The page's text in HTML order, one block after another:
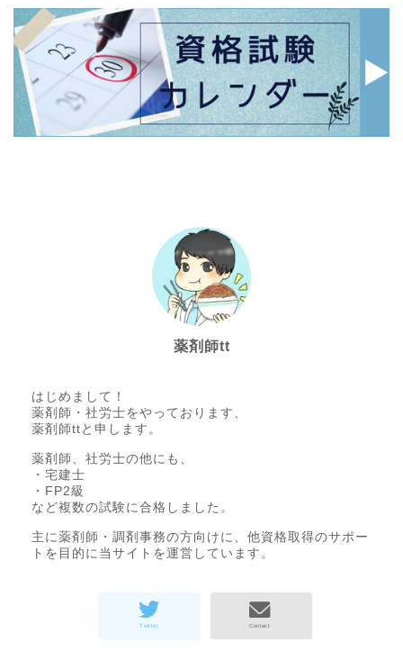
薬剤師tt
はじめまして！
薬剤師・社労士をやっております、
薬剤師ttと申します。
薬剤師、社労士の他にも、
・宅建士
・FP2級
など複数の試験に合格しました。
主に薬剤師・調剤事務の方向けに、他資格取得のサポー
トを目的に当サイトを運営しています。